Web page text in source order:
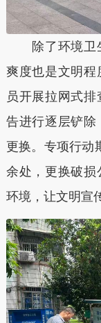
除了环境卫生
爽度也是文明程
员开展拉网式
告进行逐层铲除
更换。专项行动
余处，更换破损
环境，让文明宣